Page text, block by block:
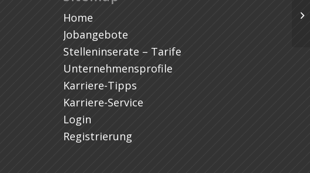
Home
Jobangebote
Stelleninserate – Tarife
Unternehmensprofile
Karriere-Tipps
Karriere-Service
Login
Registrierung